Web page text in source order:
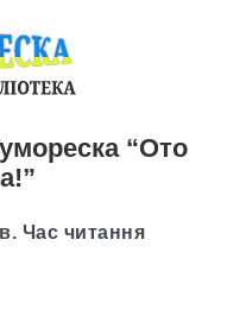
“Ото
Час читання